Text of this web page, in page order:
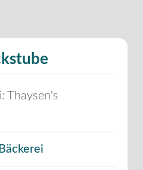
Thaysen's
Bäckerei